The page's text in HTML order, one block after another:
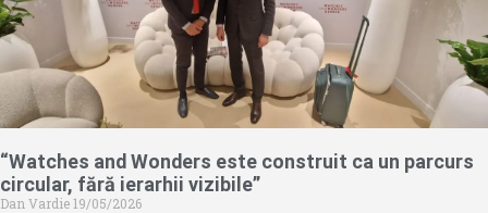
“Watches and Wonders este construit ca un parcurs
circular, fără ierarhii vizibile”
Dan Vardie19/05/2026